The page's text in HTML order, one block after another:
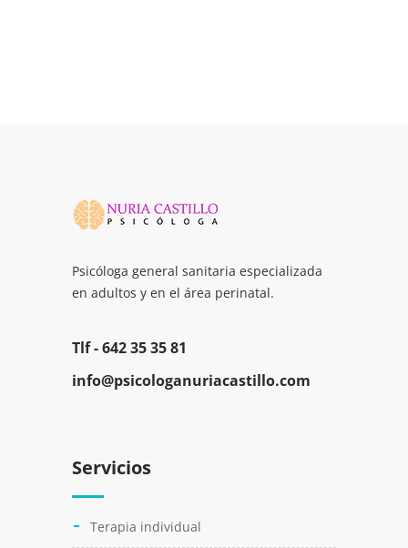
Psicóloga general sanitaria especializada
en adultos y en el área perinatal.
Tlf -642 35 35 81
info@psicologanuriacastillo.com
Servicios
Terapia individual